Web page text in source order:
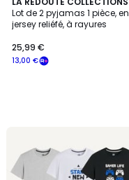
Lot de 2 pyjamas 1 pièce, en
jersey reliéfé, à rayures
13,00 €
25,99 €